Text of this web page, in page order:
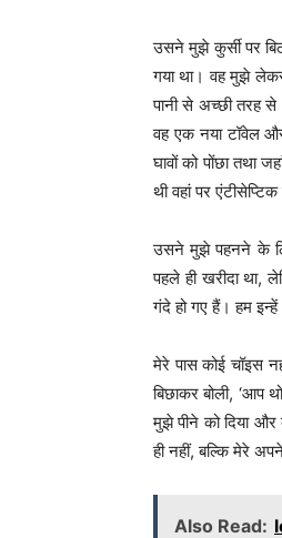
उसने मुझे कुर्सी पर
गया था। वह मुझे
पानी से अच्छी तरह
वह एक नया टॉवेल
घावों को पोंछा तथा
थी वहां पर
उसने मुझे पहनने के
पहले ही खरीदा
गंदे हो गए हैं। हम
मेरे पास कोई चॉइस
बिछाकर बोली, ‘आप
मुझे पीने को दिया
ही नहीं, बल्कि मेरे
Also Read: